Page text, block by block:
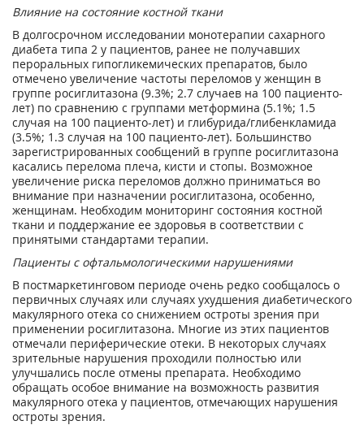
Влияние на состояние костной ткани
В долгосрочном исследовании монотерапии сахарного
диабета типа 2 у пациентов, ранее не получавших
пероральных гипогликемических препаратов, было
отмечено увеличение частоты переломов у женщин в
группе росиглитазона (9.3%; 2.7 случаев на 100 пациенто-
лет) по сравнению с группами метформина (5.1%; 1.5
случая на 100 пациенто-лет) и глибурида/глибенкламида
(3.5%; 1.3 случая на 100 пациенто-лет). Большинство
зарегистрированных сообщений в группе росиглитазона
касались перелома плеча, кисти и стопы. Возможное
увеличение риска переломов должно приниматься во
внимание при назначении росиглитазона, особенно,
женщинам. Необходим мониторинг состояния костной
ткани и поддержание ее здоровья в соответствии с
принятыми стандартами терапии.
Пациенты с офтальмологическими нарушениями
В постмаркетинговом периоде очень редко сообщалось о
первичных случаях или случаях ухудшения диабетического
макулярного отека со снижением остроты зрения при
применении росиглитазона. Многие из этих пациентов
отмечали периферические отеки. В некоторых случаях
зрительные нарушения проходили полностью или
улучшались после отмены препарата. Необходимо
обращать особое внимание на возможность развития
макулярного отека у пациентов, отмечающих нарушения
остроты зрения.